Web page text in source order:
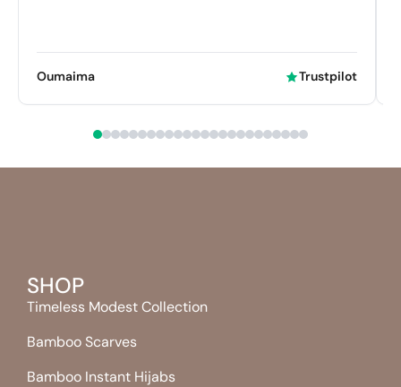
Oumaima Trustpilot
SHOP
Timeless Modest Collection
Bamboo Scarves
Bamboo Instant Hijabs